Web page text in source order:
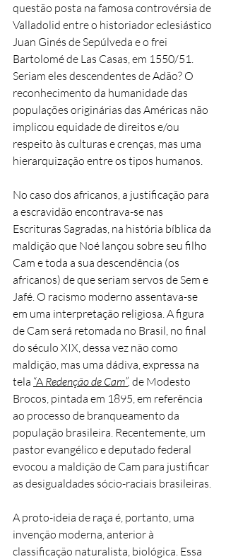
questão posta na famosa controvérsia de
Valladolid entre o historiador eclesiástico
Juan Ginés de Sepúlveda e o frei
Bartolomé de Las Casas, em 1550/51.
Seriam eles descendentes de Adão? O
reconhecimento da humanidade das
populações originárias das Américas não
implicou equidade de direitos e/ou
respeito às culturas e crenças, mas uma
hierarquização entre os tipos humanos.
No caso dos africanos, a justificação para
a escravidão encontrava-se nas
Escrituras Sagradas, na história bíblica da
maldição que Noé lançou sobre seu filho
Cam e toda a sua descendência (os
africanos) de que seriam servos de Sem e
Jafé. O racismo moderno assentava-se
em uma interpretação religiosa. A figura
de Cam será retomada no Brasil, no final
do século XIX, dessa vez não como
maldição, mas uma dádiva, expressa na
tela “A Redenção de Cam”, de Modesto
Brocos, pintada em 1895, em referência
ao processo de branqueamento da
população brasileira. Recentemente, um
pastor evangélico e deputado federal
evocou a maldição de Cam para justificar
as desigualdades sócio-raciais brasileiras.
A proto-ideia de raça é, portanto, uma
invenção moderna, anterior à
classificação naturalista, biológica. Essa